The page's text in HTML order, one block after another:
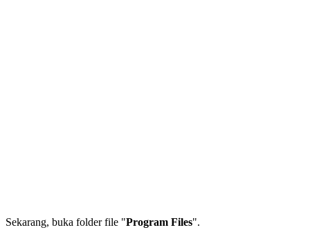
Sekarang, buka folder file "Program Files".